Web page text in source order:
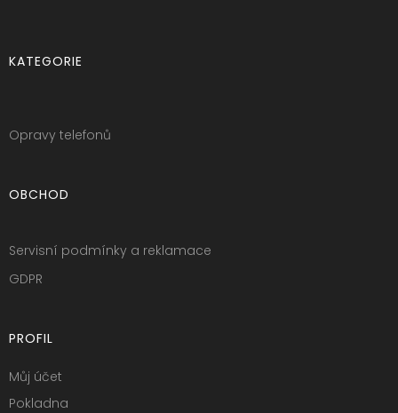
KATEGORIE
Opravy telefonů
OBCHOD
Servisní podmínky a reklamace
GDPR
PROFIL
Můj účet
Pokladna